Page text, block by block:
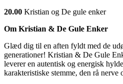
20.00 Kristian og De gule enker
Om Kristian & De Gule Enker
Glæd dig til en aften fyldt med de
generationer! Kristian & De Gule
leverer en autentisk og energisk
karakteristiske stemme, den rå nerve